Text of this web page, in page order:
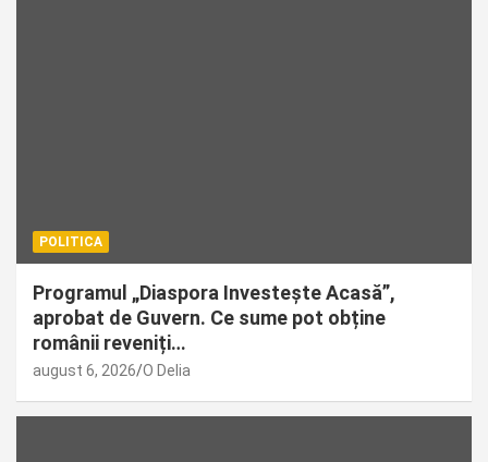
POLITICA
Programul „Diaspora Investește Acasă”,
aprobat de Guvern. Ce sume pot obține
românii reveniți…
august 6, 2026 O Delia